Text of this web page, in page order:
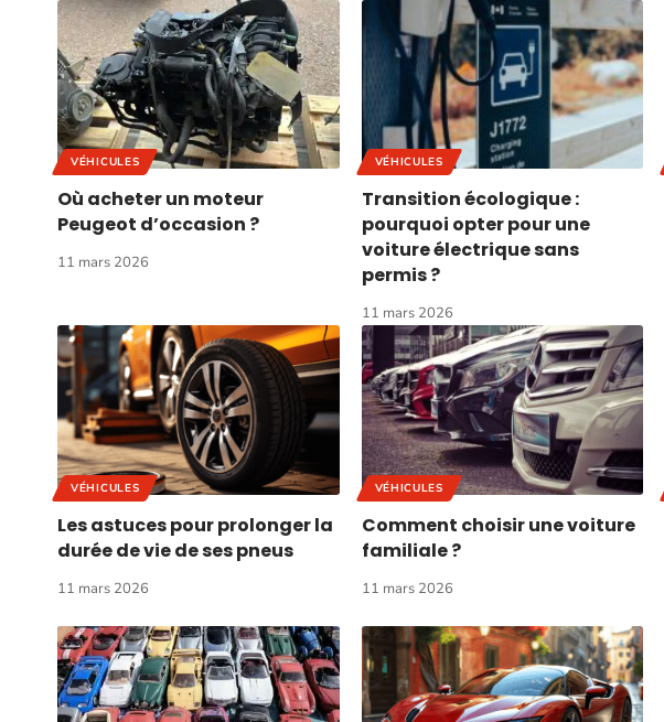
VÉHICULES
Où acheter un moteur
Peugeot d’occasion ?
11 mars 2026
VÉHICULES
Transition écologique :
pourquoi opter pour une
voiture électrique sans
permis ?
11 mars 2026
VÉHICULES
Les astuces pour prolonger la
durée de vie de ses pneus
11 mars 2026
VÉHICULES
Comment choisir une voiture
familiale ?
11 mars 2026